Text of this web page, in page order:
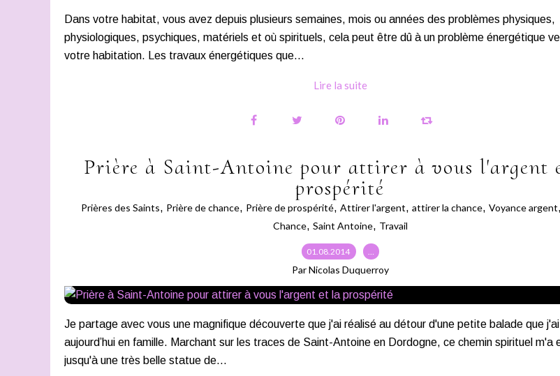
Dans votre habitat, vous avez depuis plusieurs semaines, mois ou années des problèmes physiques,
physiologiques, psychiques, matériels et où spirituels, cela peut être dû à un problème énergétique
votre habitation. Les travaux énergétiques que...
Lire la suite
Prière à Saint-Antoine pour attirer à vous l'argent
prospérité
Prières des Saints, Prière de chance, Prière de prospérité, Attirer l'argent, attirer la chance, Voyance argent,
Chance, Saint Antoine, Travail
01.08.2014 …
Par Nicolas Duquerroy
Je partage avec vous une magnifique découverte que j'ai réalisé au détour d'une petite balade que
aujourd’hui en famille. Marchant sur les traces de Saint-Antoine en Dordogne, ce chemin spirituel m'a
jusqu'à une très belle statue de...